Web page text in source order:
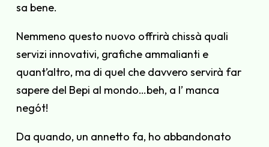
sa bene.
Nemmeno questo nuovo offrirà chissà quali
servizi innovativi, grafiche ammalianti e
quant’altro, ma di quel che davvero servirà far
sapere del Bepi al mondo…beh, a l’ manca
negót!
Da quando, un annetto fa, ho abbandonato